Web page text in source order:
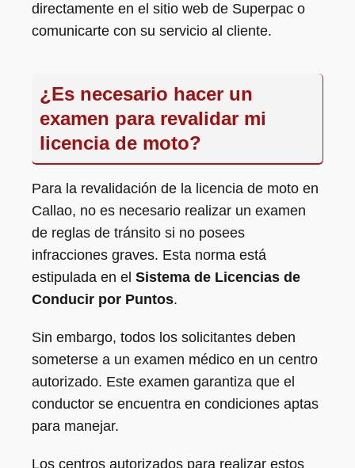
directamente en el sitio web de Superpac o
comunicarte con su servicio al cliente.
¿Es necesario hacer un
examen para revalidar mi
licencia de moto?
Para la revalidación de la licencia de moto en
Callao, no es necesario realizar un examen
de reglas de tránsito si no posees
infracciones graves. Esta norma está
estipulada en el Sistema de Licencias de
Conducir por Puntos.
Sin embargo, todos los solicitantes deben
someterse a un examen médico en un centro
autorizado. Este examen garantiza que el
conductor se encuentra en condiciones aptas
para manejar.
Los centros autorizados para realizar estos